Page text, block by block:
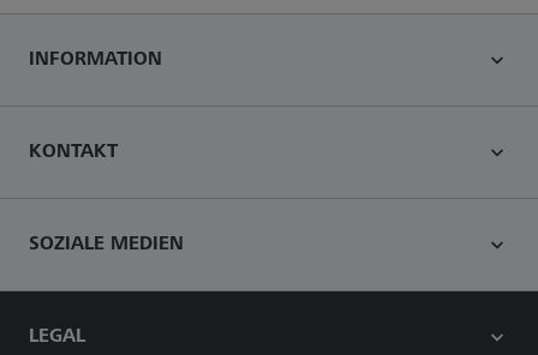
INFORMATION
KONTAKT
SOZIALE MEDIEN
LEGAL